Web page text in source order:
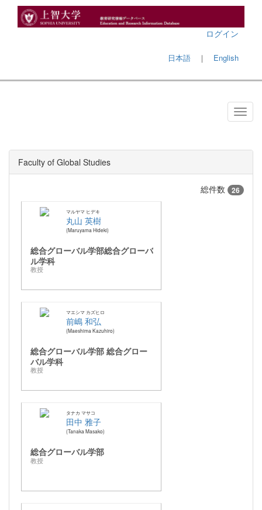
ログイン
日本語 ｜ English
Faculty of Global Studies
総件数 26
マルヤマ ヒデキ
丸山 英樹
Maruyama Hideki
総合グローバル学部総合グローバ
ル学科
教授
マエシマ カズヒロ
前嶋 和弘
Maeshima Kazuhiro
総合グローバル学部 総合グロー
バル学科
教授
タナカ マサコ
田中 雅子
Tanaka Masako
総合グローバル学部
教授